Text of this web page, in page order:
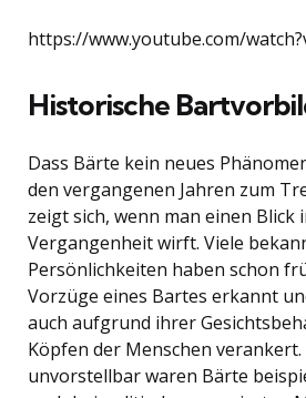
https://www.youtube.com/
Historische
Dass Bärte kein neues
den vergangenen Jahren zum
zeigt sich, wenn man einen Blick
Vergangenheit wirft. Viele
Persönlichkeiten haben schon
Vorzüge eines Bartes erkannt
auch aufgrund ihrer
Köpfen der Menschen
unvorstellbar waren Bärte